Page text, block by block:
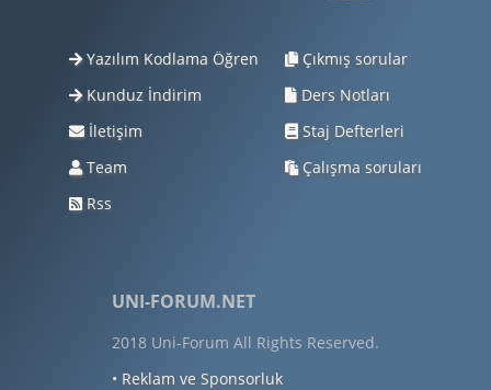
Yazılım Kodlama Öğren
Kunduz İndirim
İletişim
Team
Rss
Çıkmış sorular
Ders Notları
Staj Defterleri
Çalışma soruları
UNI-FORUM.NET
2018 Uni-Forum All Rights Reserved.
• Reklam ve Sponsorluk